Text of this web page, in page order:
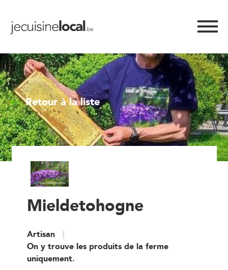
Retour à la liste
Mieldetohogne
Artisan
On y trouve les produits de la ferme
uniquement.